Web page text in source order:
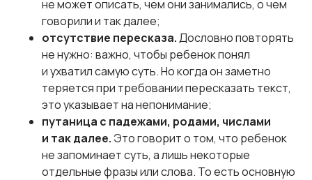
не может описать, чем они занимались, о чем
говорили и так далее;
отсутствие пересказа.Дословно повторять
не нужно: важно, чтобы ребенок понял
и ухватил самую суть. Но когда он заметно
теряется при требовании пересказать текст,
это указывает на непонимание;
путаница с падежами, родами, числами
и так далее. Это говорит о том, что ребенок
не запоминает суть, а лишь некоторые
отдельные фразы или слова. То есть основную